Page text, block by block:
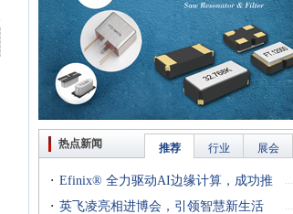
热点新闻 展会
行业
推荐
...
· Efinix® 全力驱动AI边缘计算，成功推
出Trion™ T20 FPGA样品, 同时将产品扩展...
· 英飞凌亮相进博会，引领智慧新生活